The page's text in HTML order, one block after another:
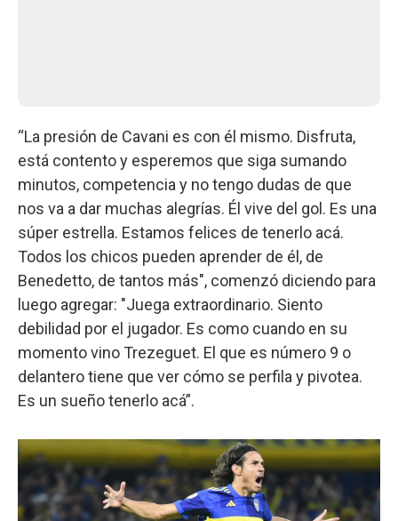
“La presión de Cavani es con él mismo. Disfruta,
está contento y esperemos que siga sumando
minutos, competencia y no tengo dudas de que
nos va a dar muchas alegrías. Él vive del gol. Es una
súper estrella. Estamos felices de tenerlo acá.
Todos los chicos pueden aprender de él, de
Benedetto, de tantos más", comenzó diciendo para
luego agregar: "Juega extraordinario. Siento
debilidad por el jugador. Es como cuando en su
momento vino Trezeguet. El que es número 9 o
delantero tiene que ver cómo se perfila y pivotea.
Es un sueño tenerlo acá”.